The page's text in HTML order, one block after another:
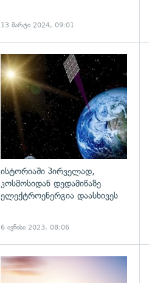
13 მარტი 2024, 09:01
ისტორიაში პირველად,
კოსმოსიდან დედამიწაზე
ელექტროენერგია დაასხივეს
6 ივნისი 2023, 08:06